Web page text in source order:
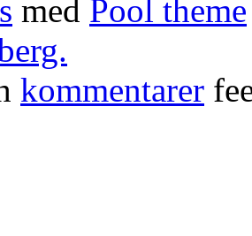
med Pool theme
kommentarer